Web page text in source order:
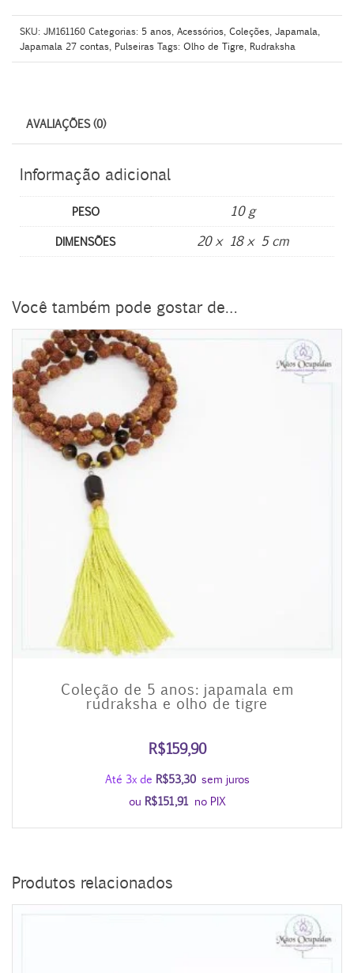
a
t
p
c
e
o
s
s
g
r
n
t
t
a
r
SKU: JM161160 Categorias: 5 anos, Acessórios, Coleções, Japamala,
Japamala 27 contas, Pulseiras Tags: Olho de Tigre, Rudraksha
AVALIAÇÕES (0)
Informação adicional
PESO 10 g
DIMENSÕES 20 × 18 × 5 cm
Você também pode gostar de…
Coleção de 5 anos: japamala em
rudraksha e olho de tigre
R$159,90
Até 3x de R$53,30 sem juros
ou R$151,91 no PIX
Produtos relacionados